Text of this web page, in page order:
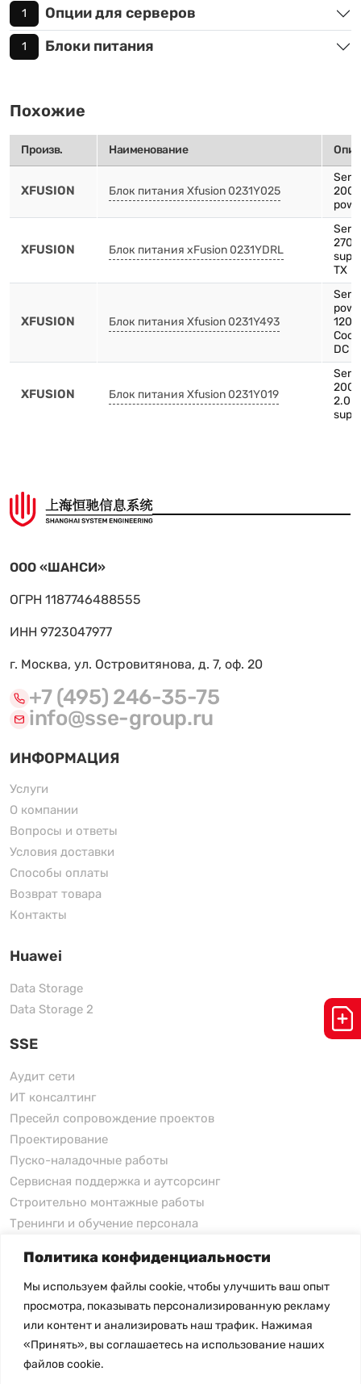
Политика конфиденциальности
Мы используем файлы cookie, чтобы улучшить ваш опыт
просмотра, показывать персонализированную рекламу
или контент и анализировать наш трафик. Нажимая
«Принять», вы соглашаетесь на использование наших
файлов cookie.
1 Опции для серверов
1 Блоки питания
Похожие
Произв. Наименование
XFUSION Блок питания Xfusion 0231Y025
XFUSION Блок питания xFusion 0231YDRL
TX
XFUSION Блок питания Xfusion 0231Y493
DC
XFUSION Блок питания Xfusion 0231Y019 2.0
ООО «ШАНСИ»
ОГРН 1187746488555
ИНН 9723047977
г. Москва, ул. Островитянова, д. 7, оф. 20
+7 (495) 246-35-75
info@sse-group.ru
ИНФОРМАЦИЯ
Услуги
О компании
Вопросы и ответы
Условия доставки
Способы оплаты
Возврат товара
Контакты
Huawei
Data Storage
Data Storage 2
SSE
Аудит сети
ИТ консалтинг
Пресейл сопровождение проектов
Проектирование
Пуско-наладочные работы
Сервисная поддержка и аутсорсинг
Строительно монтажные работы
Тренинги и обучение персонала
xFusion
xFusion
xFusion AI Solution
Цены на товары не являются публичной офертой и